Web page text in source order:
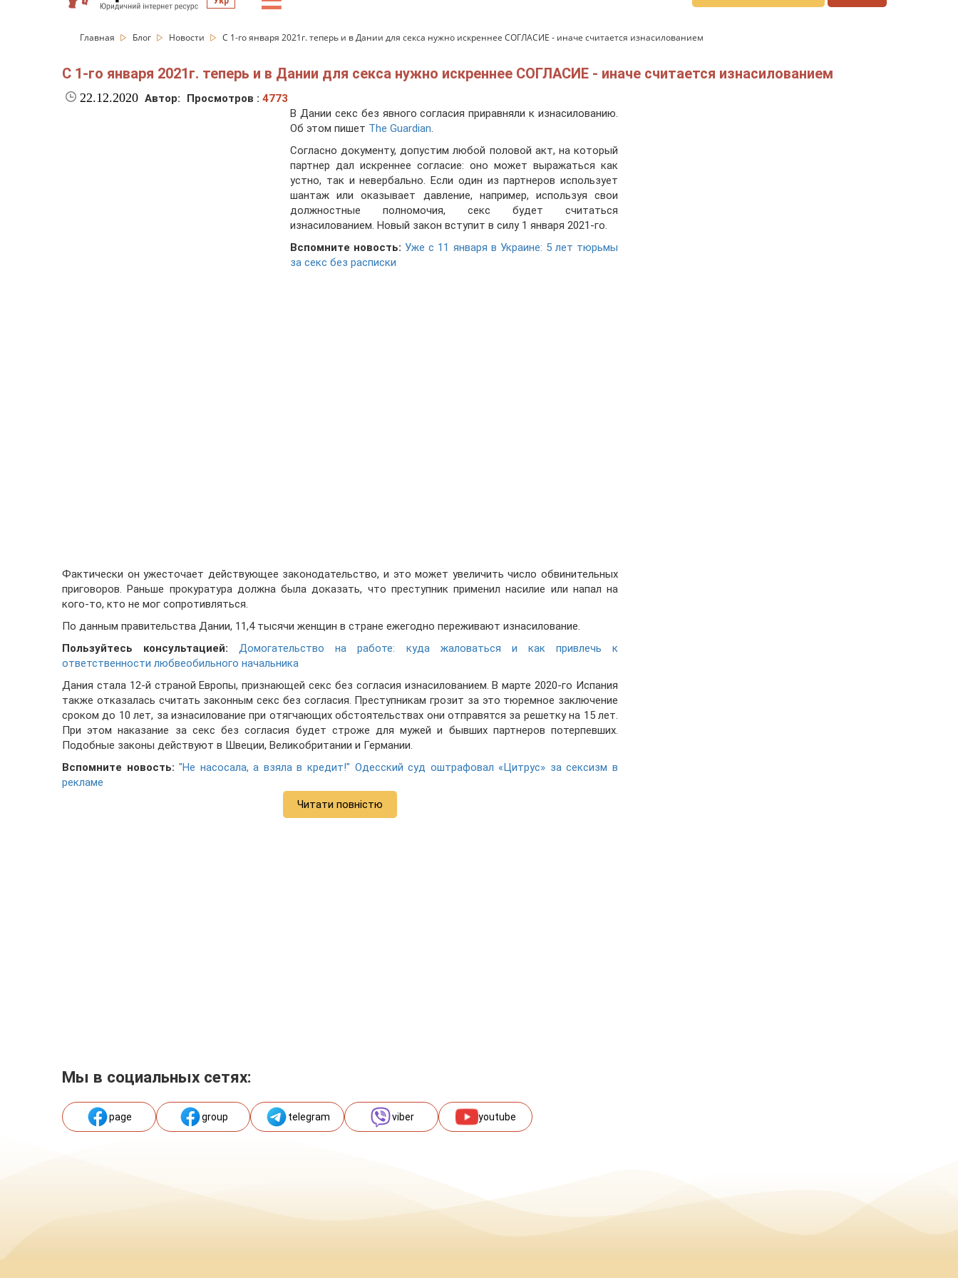
Главная Блог Новости С 1-го января 2021г. теперь и в Дании для секса нужно искреннее СОГЛАСИЕ - иначе считается изнасилованием
С 1-го января 2021г. теперь и в Дании для секса нужно искреннее СОГЛАСИЕ - иначе считается изнасилованием
22.12.2020 Автор: Просмотров : 4773
В Дании секс без явного согласия приравняли к изнасилованию.
Об этом пишет The Guardian.
Согласно документу, допустим любой половой акт, на который
партнер дал искреннее согласие: оно может выражаться как
устно, так и невербально. Если один из партнеров использует
шантаж или оказывает давление, например, используя свои
должностные полномочия, секс будет считаться
изнасилованием. Новый закон вступит в силу 1 января 2021-го.
Вспомните новость: Уже с 11 января в Украине: 5 лет тюрьмы
за секс без расписки
Фактически он ужесточает действующее законодательство, и это может увеличить число обвинительных
приговоров. Раньше прокуратура должна была доказать, что преступник применил насилие или напал на
кого-то, кто не мог сопротивляться.
По данным правительства Дании, 11,4 тысячи женщин в стране ежегодно переживают изнасилование.
Пользуйтесь консультацией:
Домогательство на работе: куда жаловаться и как привлечь к
ответственности любвеобильного начальника
Дания стала 12-й страной Европы, признающей секс без согласия изнасилованием. В марте 2020-го Испания
также отказалась считать законным секс без согласия. Преступникам грозит за это тюремное заключение
сроком до 10 лет, за изнасилование при отягчающих обстоятельствах они отправятся за решетку на 15 лет.
При этом наказание за секс без согласия будет строже для мужей и бывших партнеров потерпевших.
Подобные законы действуют в Швеции, Великобритании и Германии.
Вспомните новость: "Не насосала, а взяла в кредит!" Одесский суд оштрафовал «Цитрус» за сексизм в
рекламе
Читати повністю
Мы в социальных сетях:
page group telegram viber youtube